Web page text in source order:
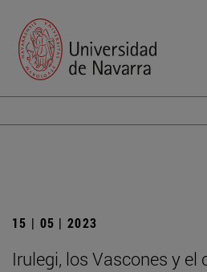
15 | 05 | 2023
Irulegi, los Vascones y el